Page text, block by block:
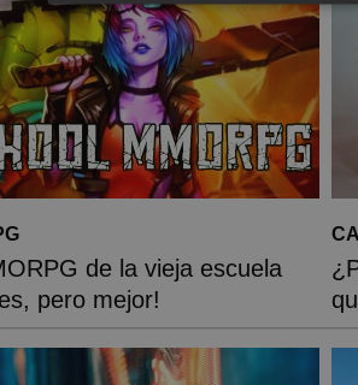
de la vieja escuela
pero mejor!